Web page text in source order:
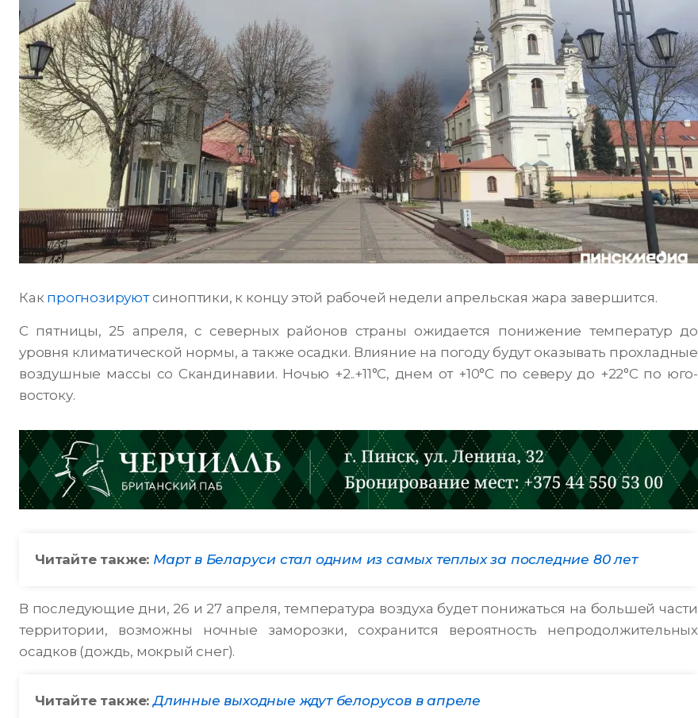
Как прогнозируютсиноптики, к концу этой рабочей недели апрельская жара завершится.
С пятницы, 25 апреля, с северных районов страны ожидается понижение температур до
уровня климатической нормы, а также осадки. Влияние на погоду будут оказывать прохладные
воздушные массы со Скандинавии. Ночью +2..+11°С, днем от +10°С по северу до +22°С по юго-
востоку.
Читайте также: Март в Беларуси стал одним из самых теплых за последние 80 лет
В последующие дни, 26 и 27 апреля, температура воздуха будет понижаться на большей части
территории, возможны ночные заморозки, сохранится вероятность непродолжительных
осадков (дождь, мокрый снег).
Читайте также:Длинные выходные ждут белорусов в апреле